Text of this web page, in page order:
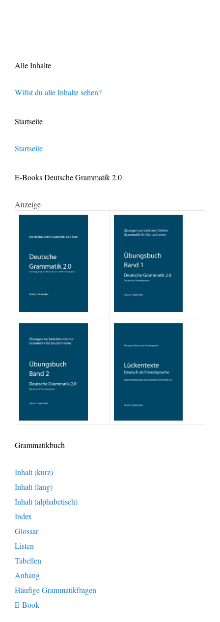
Alle Inhalte
Willst du alle Inhalte sehen?
Startseite
Startseite
E-Books Deutsche Grammatik 2.0
Anzeige
Grammatikbuch
Inhalt (kurz)
Inhalt (lang)
Inhalt (alphabetisch)
Index
Glossar
Listen
Tabellen
Anhang
Häufige Grammatikfragen
E-Book